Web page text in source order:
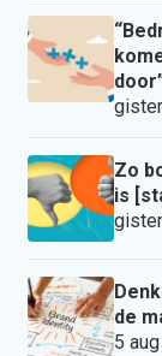
Zo
is
de
5